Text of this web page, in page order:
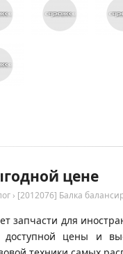
цене
› [2012076] Балка
запчасти для
доступной цены и